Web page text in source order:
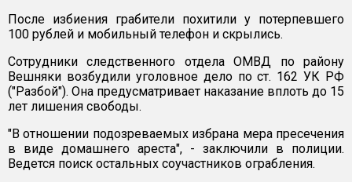
После избиения грабители похитили у потерпевшего
100 рублей и мобильный телефон и скрылись.
Сотрудники следственного отдела ОМВД по району
Вешняки возбудили уголовное дело по ст. 162 УК РФ
("Разбой"). Она предусматривает наказание вплоть до 15
лет лишения свободы.
"В отношении подозреваемых избрана мера пресечения
в виде домашнего ареста", - заключили в полиции.
Ведется поиск остальных соучастников ограбления.